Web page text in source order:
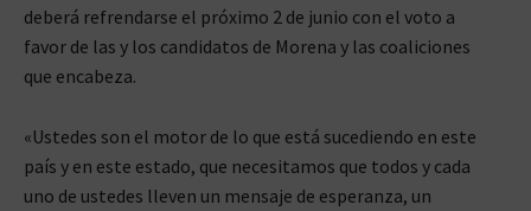
deberá refrendarse el próximo 2 de junio con el voto a
favor de las y los candidatos de Morena y las coaliciones
que encabeza.
«Ustedes son el motor de lo que está sucediendo en este
país y en este estado, que necesitamos que todos y cada
uno de ustedes lleven un mensaje de esperanza, un